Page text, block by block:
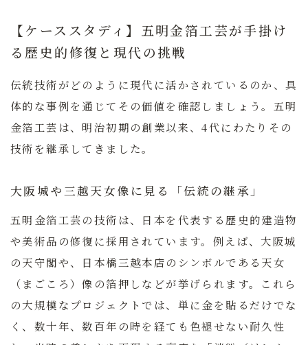
【ケーススタディ】五明金箔工芸が手掛け
る歴史的修復と現代の挑戦
伝統技術がどのように現代に活かされているのか、具
体的な事例を通じてその価値を確認しましょう。五明
金箔工芸は、明治初期の創業以来、4代にわたりその
技術を継承してきました。
大阪城や三越天女像に見る「伝統の継承」
五明金箔工芸の技術は、日本を代表する歴史的建造物
や美術品の修復に採用されています。例えば、大阪城
の天守閣や、日本橋三越本店のシンボルである 天女
（まごころ）像 の箔押しなどが挙げられます。これら
の大規模なプロジェクトでは、単に金を貼るだけでな
く、数十年、数百年の時を経ても色褪せない耐久性